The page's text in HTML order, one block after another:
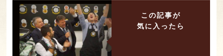
この記事が
気に入ったら